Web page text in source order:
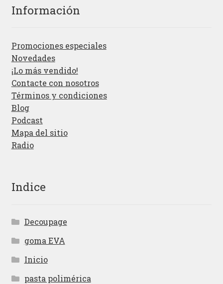
Información
Promociones especiales
Novedades
¡Lo más vendido!
Contacte con nosotros
Términos y condiciones
Blog
Podcast
Mapa del sitio
Radio
Indice
Decoupage
goma EVA
Inicio
pasta polimérica